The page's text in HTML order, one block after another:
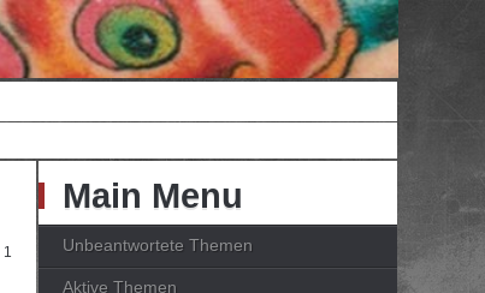
1
Main Menu
Unbeantwortete Themen
Aktive Themen